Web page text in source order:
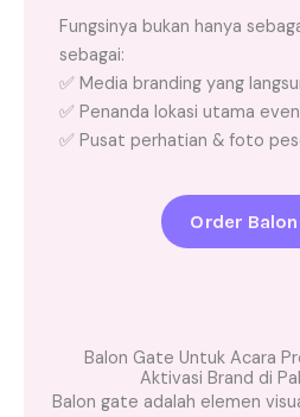
Fungsinya bukan hanya
sebagai:
✅ Media branding yang
✅ Penanda lokasi utama
✅ Pusat perhatian & foto
Order Balon
Balon Gate Untuk Acara
Aktivasi Brand di
Balon gate adalah elemen